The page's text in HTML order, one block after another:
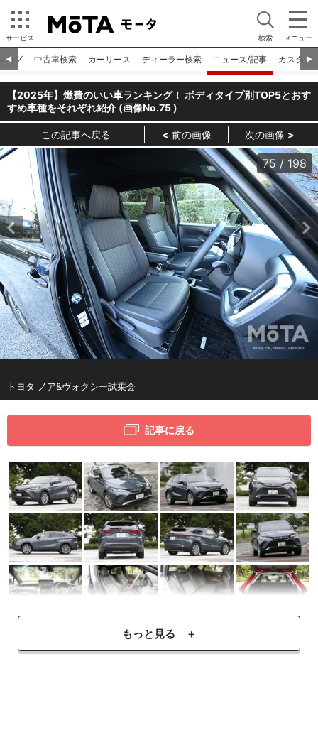
サービス 検索 メニュー
◀︎ ▶︎
ログ 中古車検索 カーリース ディーラー検索 ニュース/記事 カスタム
【2025年】燃費のいい車ランキング！ ボディタイプ別TOP5とおす
すめ車種をそれぞれ紹介 (画像No.75)
この記事へ戻る 前の画像 次の画像
トヨタ ノア&ヴォクシー試乗会
75 / 198
記事に戻る
もっと見る ＋